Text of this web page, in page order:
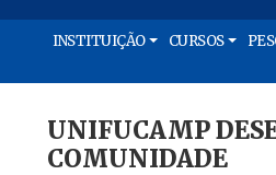
INSTITUIÇÃO CURSOS
UNIFUCAMP
COMUNIDADE